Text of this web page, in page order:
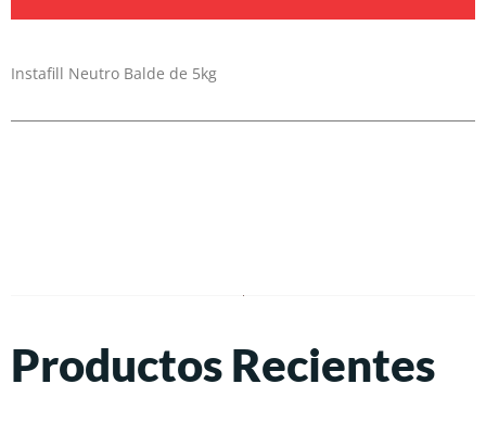
Instafill Neutro Balde de 5kg
Productos Recientes